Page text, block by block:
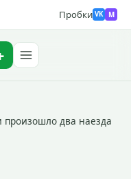
Пробки VK M
произошло два наезда